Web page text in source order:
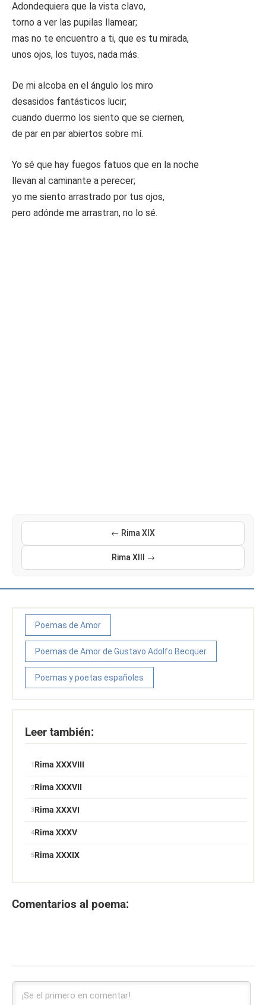
Adondequiera que la vista clavo,
torno a ver las pupilas llamear;
mas no te encuentro a ti, que es tu mirada,
unos ojos, los tuyos, nada más.
De mi alcoba en el ángulo los miro
desasidos fantásticos lucir;
cuando duermo los siento que se ciernen,
de par en par abiertos sobre mí.
Yo sé que hay fuegos fatuos que en la noche
llevan al caminante a perecer;
yo me siento arrastrado por tus ojos,
pero adónde me arrastran, no lo sé.
← Rima XIX
Rima XIII →
Poemas de Amor
Poemas de Amor de Gustavo Adolfo Becquer
Poemas y poetas españoles
Leer también:
Rima XXXVIII
Rima XXXVII
Rima XXXVI
Rima XXXV
Rima XXXIX
Comentarios al poema: